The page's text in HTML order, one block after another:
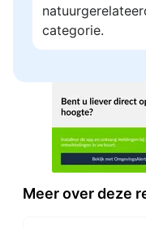
categorie.
Meer over deze